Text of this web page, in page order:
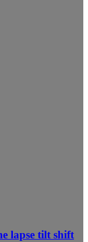
lapse tilt shift